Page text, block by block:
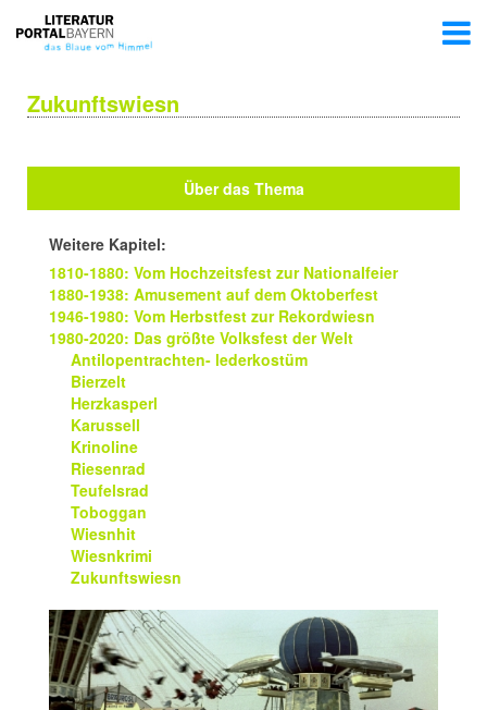
Zukunftswiesn
Über das Thema
Weitere Kapitel:
1810-1880: Vom Hochzeitsfest zur Nationalfeier
1880-1938: Amusement auf dem Oktoberfest
1946-1980: Vom Herbstfest zur Rekordwiesn
1980-2020: Das größte Volksfest der Welt
Antilopentrachten- lederkostüm
Bierzelt
Herzkasperl
Karussell
Krinoline
Riesenrad
Teufelsrad
Toboggan
Wiesnhit
Wiesnkrimi
Zukunftswiesn